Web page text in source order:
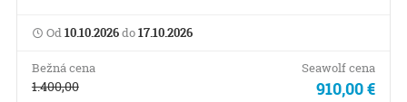
Od10.10.2026do17.10.2026
Bežná cena
1.400,00
Seawolf cena
910,00 €